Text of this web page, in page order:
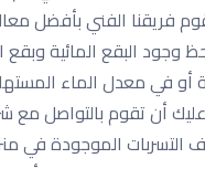
فريقنا الفني
وجود البقع المائية
أو في معدل الماء
عليك أن تقوم
الموجودة في